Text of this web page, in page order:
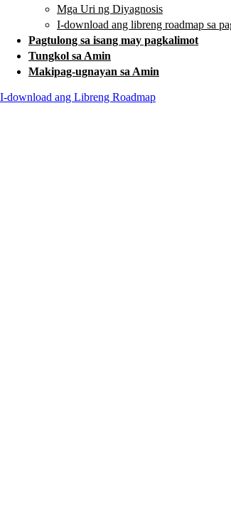
Mga Uri ng Diyagnosis
I-download ang libreng roadmap sa
Pagtulong sa isang may pagkalimot
Tungkol sa Amin
Makipag-ugnayan sa Amin
I-download ang Libreng Roadmap